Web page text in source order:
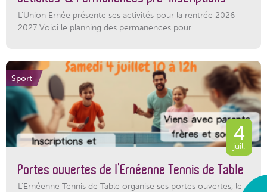
L'Union Ernée présente ses activités pour la rentrée 2026-
2027 Voici le planning des permanences pour...
Sport
4
juil.
Portes ouvertes de l’Ernéenne Tennis de Table
L'Ernéenne Tennis de Table organise ses portes ouvertes, le